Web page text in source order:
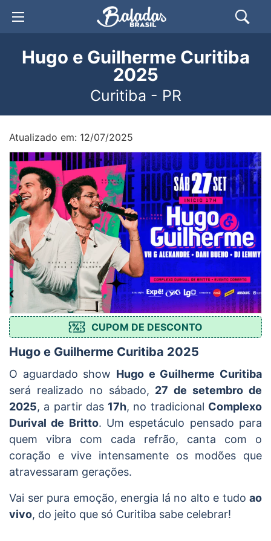
Hugo e Guilherme Curitiba
2025
Curitiba - PR
Atualizado em: 12/07/2025
CUPOM DE DESCONTO
Hugo e Guilherme Curitiba 2025
O aguardado show Hugo e Guilherme Curitiba
será realizado no sábado, 27 de setembro de
2025, a partir das 17h, no tradicional Complexo
Durival de Britto. Um espetáculo pensado para
quem vibra com cada refrão, canta com o
coração e vive intensamente os modões que
atravessaram gerações.
Vai ser pura emoção, energia lá no alto e tudo ao
vivo, do jeito que só Curitiba sabe celebrar!